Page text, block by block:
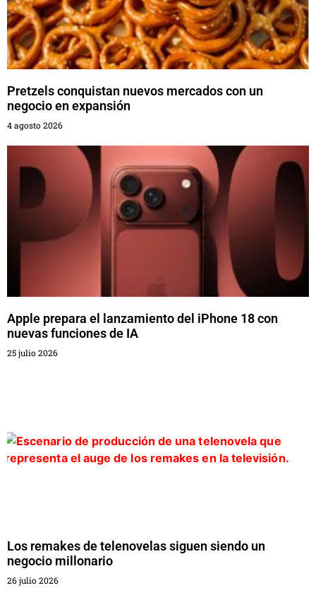
Pretzels conquistan nuevos mercados con un
negocio en expansión
4 agosto 2026
Apple prepara el lanzamiento del iPhone 18 con
nuevas funciones de IA
25 julio 2026
Los remakes de telenovelas siguen siendo un
negocio millonario
26 julio 2026